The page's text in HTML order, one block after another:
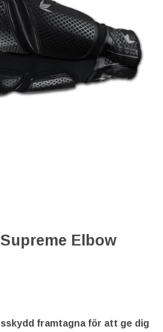
Elbow
framtagna för att ge dig